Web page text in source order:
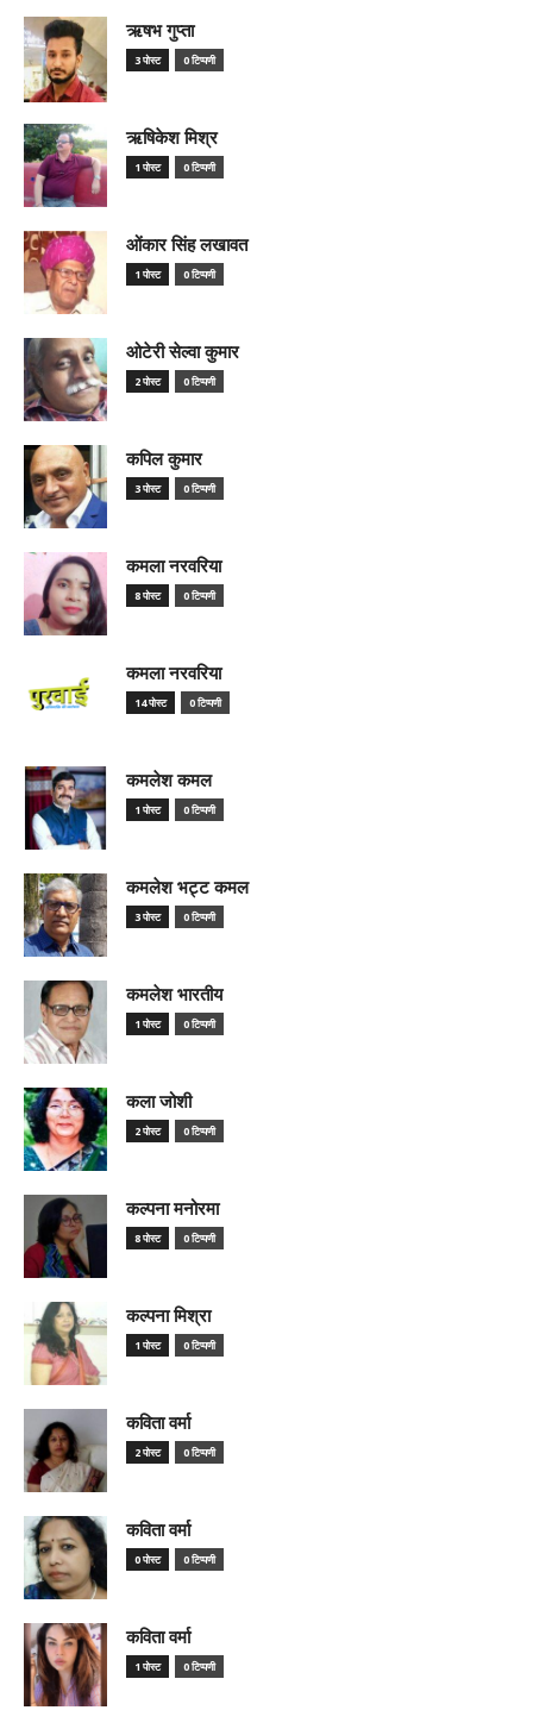
ऋषभ गुप्ता
3 पोस्ट 0 टिप्पणी
ऋषिकेश मिश्र
1 पोस्ट 0 टिप्पणी
ओंकार सिंह लखावत
1 पोस्ट 0 टिप्पणी
ओटेरी सेल्वा कुमार
2 पोस्ट 0 टिप्पणी
कपिल कुमार
3 पोस्ट 0 टिप्पणी
कमला नरवरिया
8 पोस्ट 0 टिप्पणी
कमला नरवरिया
14 पोस्ट 0 टिप्पणी
कमलेश कमल
1 पोस्ट 0 टिप्पणी
कमलेश भट्ट कमल
3 पोस्ट 0 टिप्पणी
कमलेश भारतीय
1 पोस्ट 0 टिप्पणी
कला जोशी
2 पोस्ट 0 टिप्पणी
कल्पना मनोरमा
8 पोस्ट 0 टिप्पणी
कल्पना मिश्रा
1 पोस्ट 0 टिप्पणी
कविता वर्मा
2 पोस्ट 0 टिप्पणी
कविता वर्मा
0 पोस्ट 0 टिप्पणी
कविता वर्मा
1 पोस्ट 0 टिप्पणी